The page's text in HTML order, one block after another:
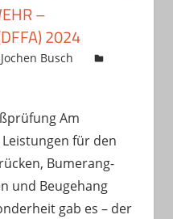
–
2024
Busch
Am
für den
Bumerang-
und Beugehang
gab es – der